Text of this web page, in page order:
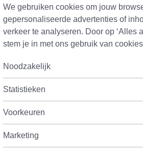
en laat deze 3-6 minuten
We gebruiken cookies om jouw
gepersonaliseerde advertenties of
verkeer te analyseren. Door op ‘Alles
stem je in met ons gebruik van
Noodzakelijk
Statistieken
Voorkeuren
Marketing